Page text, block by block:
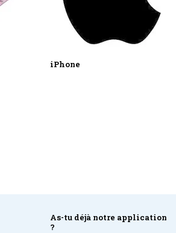
iPhone
As-tu déjà notre application
?